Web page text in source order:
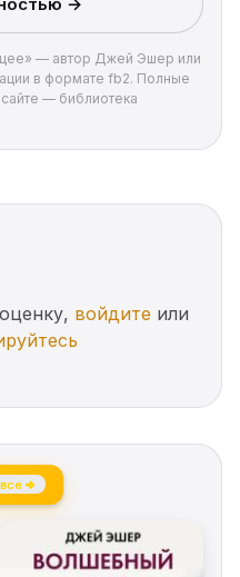
и обновлениями на
Эмма и Джош с
будущее… и могут
— автор Джей Эшер или
в формате fb2. Полные
— библиотека
войдите или
все →